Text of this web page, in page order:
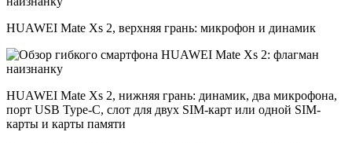
HUAWEI Mate Xs 2, верхняя грань: микрофон и динамик
HUAWEI Mate Xs 2, нижняя грань: динамик, два микрофона,
порт USB Type-C, слот для двух SIM-карт или одной SIM-
карты и карты памяти